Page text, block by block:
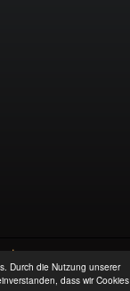
Durch die Nutzung unserer
dass wir Cookies